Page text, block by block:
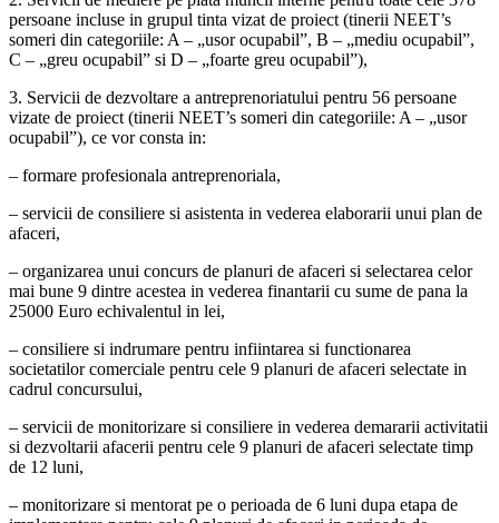
persoane incluse in grupul tinta vizat de proiect (tinerii NEET’s
someri din categoriile: A – „usor ocupabil”, B – „mediu ocupabil”,
C – „greu ocupabil” si D – „foarte greu ocupabil”),
3. Servicii de dezvoltare a antreprenoriatului pentru 56 persoane
vizate de proiect (tinerii NEET’s someri din categoriile: A – „usor
ocupabil”), ce vor consta in:
– formare profesionala antreprenoriala,
– servicii de consiliere si asistenta in vederea elaborarii unui plan de
afaceri,
– organizarea unui concurs de planuri de afaceri si selectarea celor
mai bune 9 dintre acestea in vederea finantarii cu sume de pana la
25000 Euro echivalentul in lei,
– consiliere si indrumare pentru infiintarea si functionarea
societatilor comerciale pentru cele 9 planuri de afaceri selectate in
cadrul concursului,
– servicii de monitorizare si consiliere in vederea demararii activitatii
si dezvoltarii afacerii pentru cele 9 planuri de afaceri selectate timp
de 12 luni,
– monitorizare si mentorat pe o perioada de 6 luni dupa etapa de